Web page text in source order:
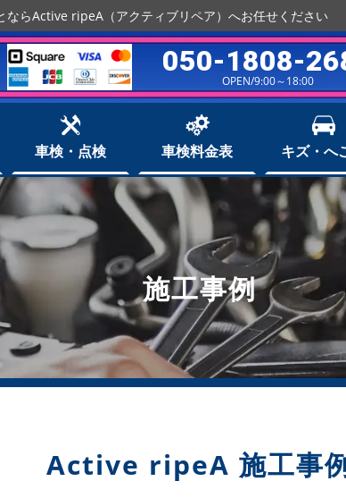
らActive ripeA（アクティブリペア）へお任せください
050-1808-
OPEN/9:00～18:00
車検・点検 車検料金表 キズ・へ
施工事例
Active ripeA 施工事